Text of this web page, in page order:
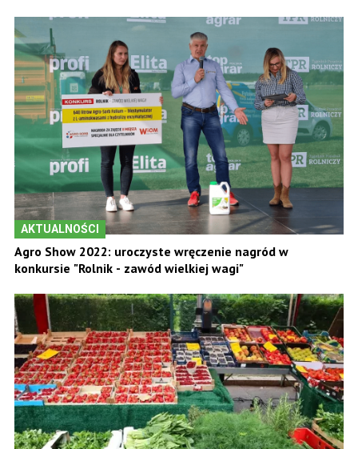
AKTUALNOŚCI
Agro Show 2022: uroczyste wręczenie nagród w
konkursie "Rolnik - zawód wielkiej wagi"